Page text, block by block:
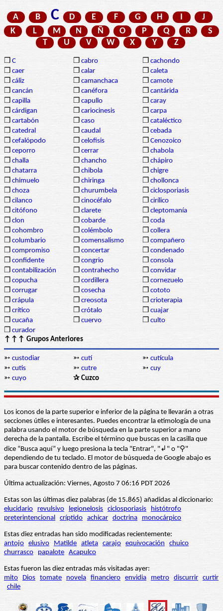
A B C D E F G H I
J
K
L M N Ñ O P Q R
S
T
U V W X Y Z
❒ C ❒ cabro ❒ cachondo
❒ caer ❒ calar ❒ caleta
❒ cáliz ❒ camanchaca ❒ camote
❒ cancán ❒ canéfora ❒ cantárida
❒ capilla ❒ capullo ❒ caray
❒ cárdigan ❒ cariocinesis ❒ carpa
❒ cartabón ❒ caso ❒ cataléctico
❒ catedral ❒ caudal ❒ cebada
❒ cefalópodo ❒ celofisis ❒ Cenozoico
❒ ceporro ❒ cerrar ❒ chabola
❒ challa ❒ chancho ❒ chápiro
❒ chatarra ❒ chibola ❒ chigre
❒ chimuelo ❒ chiringa ❒ chollonca
❒ choza ❒ churumbela ❒ ciclosporiasis
❒ cilanco ❒ cinocéfalo ❒ cirílico
❒ citófono ❒ clarete ❒ cleptomanía
❒ clon ❒ cobarde ❒ coda
❒ cohombro ❒ colémbolo ❒ collera
❒ columbario ❒ comensalismo ❒ compañero
❒ compromiso ❒ concertar ❒ condenado
❒ confidente ❒ congrio ❒ consola
❒ contabilización ❒ contrahecho ❒ convidar
❒ copucha ❒ cordillera ❒ cornezuelo
❒ corrugar ❒ cosecha ❒ cototo
❒ crápula ❒ creosota ❒ crioterapia
❒ crítico ❒ crótalo ❒ cuajar
❒ cucaña ❒ cuervo ❒ culto
❒ curador
↑↑↑ Grupos Anteriores
➳ custodiar ➳ cutí ➳ cutícula
➳ cutis ➳ cutre ➳ cuy
➳ cuyo ✰ Cuzco
Los iconos de la parte superior e inferior de la página te llevarán a otras
secciones útiles e interesantes. Puedes encontrar la etimología de una
palabra usando el motor de búsqueda en la parte superior a mano
derecha de la pantalla. Escribe el término que buscas en la casilla que
dice “Busca aquí” y luego presiona la tecla "Entrar", "↲" o "⚲"
dependiendo de tu teclado. El motor de búsqueda de Google abajo es
para buscar contenido dentro de las páginas.
Última actualización: Viernes, Agosto 7 06:16 PDT 2026
Estas son las últimas diez palabras (de 15.865) añadidas al diccionario:
elucidario
revulsivo legionelosis ciclosporiasis
histótrofo
preterintencional críptido achicar doctrina monocárpico
Estas diez entradas han sido modificadas recientemente:
antojo elusivo Matilde atleta carajo equivocación
chuico
churrasco
papalote Acapulco
Estas fueron las diez entradas más visitadas ayer:
mito
Dios tomate novela financiero envidia metro discurrir curtir
chile